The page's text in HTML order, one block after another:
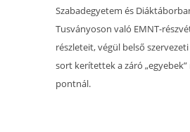
Szabadegyetem és
Tusványoson való EMNT-
részleteit, végül belső
sort kerítettek a záró
pontnál.